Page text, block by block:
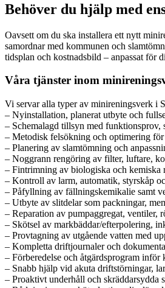
Behöver du hjälp med
Oavsett om du ska installera ett nytt
samordnar med kommunen och
tidsplan och kostnadsbild – anpassat för
Våra tjänster inom
Vi servar alla typer av minireningsverk i
– Nyinstallation, planerat utbyte och
– Schemalagd tillsyn med funktionsprov,
– Metodisk felsökning och optimering
– Planering av slamtömning och
– Noggrann rengöring av filter, luftare,
– Fintrimning av biologiska och kemiska
– Kontroll av larm, automatik, styrskåp
– Påfyllning av fällningskemikalie samt
– Utbyte av slitdelar som packningar,
– Reparation av pumpaggregat, ventiler,
– Skötsel av markbäddar/efterpolering,
– Provtagning av utgående vatten med
– Kompletta driftjournaler och
– Förberedelse och åtgärdsprogram
– Snabb hjälp vid akuta driftstörningar,
– Proaktivt underhåll och skräddarsydda